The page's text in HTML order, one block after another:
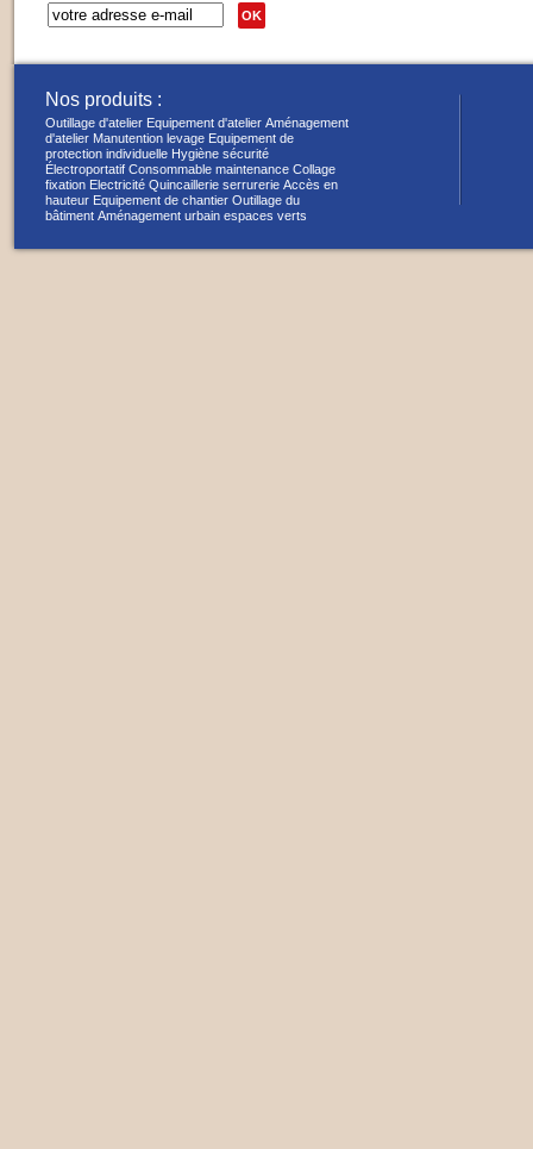
OK
Nos produits :
Outillage d'atelier Equipement d'atelier Aménagement
d'atelier Manutention levage Equipement de
protection individuelle Hygiène sécurité
Électroportatif Consommable maintenance Collage
fixation Electricité Quincaillerie serrurerie Accès en
hauteur Equipement de chantier Outillage du
bâtiment Aménagement urbain espaces verts